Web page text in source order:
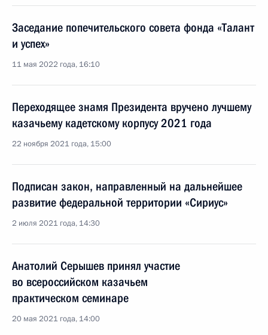
Заседание попечительского совета фонда «Талант
и успех»
11 мая 2022 года, 16:10
Переходящее знамя Президента вручено лучшему
казачьему кадетскому корпусу 2021 года
22 ноября 2021 года, 15:00
Подписан закон, направленный на дальнейшее
развитие федеральной территории «Сириус»
2 июля 2021 года, 14:30
Анатолий Серышев принял участие
во всероссийском казачьем
практическом семинаре
20 мая 2021 года, 14:00